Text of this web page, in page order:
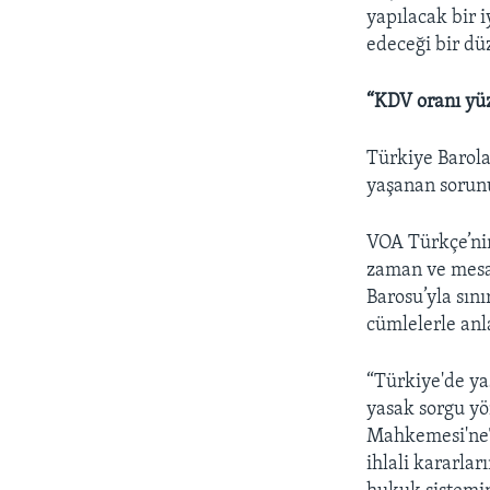
yapılacak bir
edeceği bir
“KDV oranı
Türkiye
yaşanan
VOA
zaman ve
Barosu’yla
cümlelerle
“Türkiye'de
yasak sorgu
ihlali